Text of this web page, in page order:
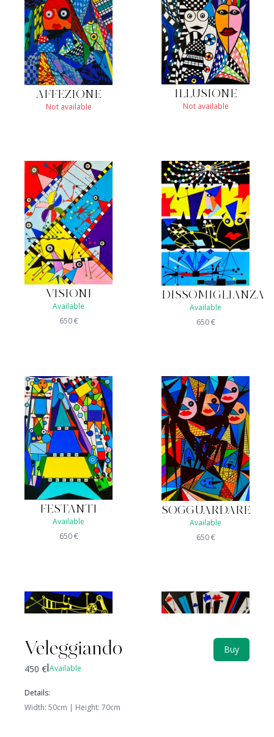
Veleggiando
Buy
450 € Available
Details:
Width: 50cm | Height: 70cm
AFFEZIONE
Not available
ILLUSIONE
Not available
VISIONI
Available
650€
DISSOMIGLIANZA
Available
650€
FESTANTI
Available
650€
SOGGUARDARE
Available
650€